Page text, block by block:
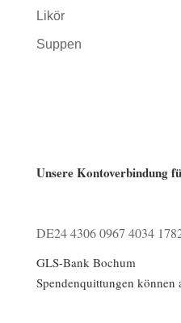
Likör
Suppen
Unsere Kontoverbindung
DE24 4306 0967 4034
GLS-Bank Bochum
Spendenquittungen können